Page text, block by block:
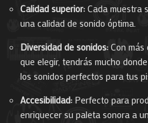
Calidad superior:Cada muestra
una calidad de sonido óptima.
Diversidad de sonidos: Con
que elegir, tendrás mucho
los sonidos perfectos para tus
Accesibilidad: Perfecto para
enriquecer su paleta sonora a